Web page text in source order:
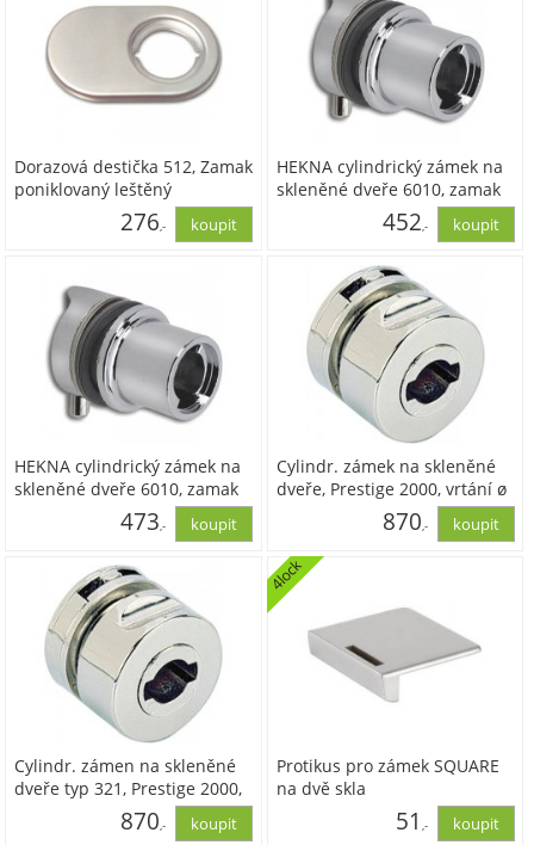
Dorazová destička 512, Zamak
poniklovaný leštěný
276,-
HEKNA cylindrický zámek na
skleněné dveře 6010, zamak
poniklovaný leštěný
452,-
373,52
HEKNA cylindrický zámek na
skleněné dveře 6010, zamak
pochromovaný leštěný
473,-
391,14
Cylindr. zámek na skleněné
dveře, Prestige 2000, vrtání ø
26 mm, ponikl lesklý
870,-
Cylindr. zámen na skleněné
dveře typ 321, Prestige 2000,
ø 26 mm, hliník870,-
Protikus pro zámek SQUARE
na dvě skla
4lock
51 ,-